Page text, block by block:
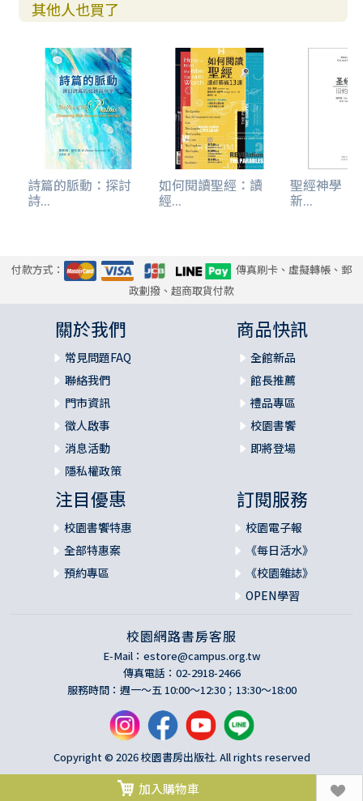
地幫助我度過餘生，直到永永遠遠。因為天父的兒子釋放你
們自由，你們就真自由了（參考約翰福音八章36節）！
安撫一些內在情緒或心理的渴求，而干犯性罪。祂也給我十
七年保持獨身的恩典─對像我過去性慾這麼活躍的人來說，
真像無期徒刑。然而因此我大大被醫治了，而且當我懇求祂
在某個點挪去我的性衝動時，祂也照辦了。感謝主，真奇
妙！
我將我所知道的告訴你，神也將醫治你。全心全意尋求祂，
呼求祂供應你需要的；持續、熱切地祈求；回應祂的指引；
得到祂的醫治。
其他人也買了
詩篇的脈動：探討
詩...
如何閱讀聖經：讀
經...
聖經神學：
新...
付款方式：
傳真刷卡、虛擬轉帳、郵
政劃撥、超商取貨付款
關於我們
常見問題FAQ
聯絡我們
門市資訊
徵人啟事
消息活動
隱私權政策
商品快訊
全館新品
館長推薦
禮品專區
校園書饗
即將登場
注目優惠
校園書饗特惠
全部特惠案
預約專區
訂閱服務
校園電子報
《每日活水》
《校園雜誌》
OPEN學習
校園網路書房客服
E-Mail： estore@campus.org.tw
傳真電話：02-2918-2466
服務時間：週一～五 10:00～12:30；13:30～18:00
Copyright © 2026 校園書房出版社. All rights reserved
加入購物車